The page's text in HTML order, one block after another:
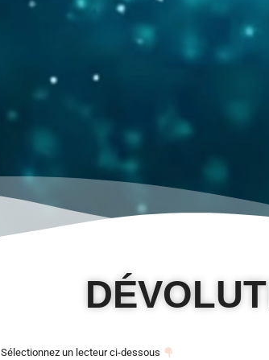
Sélectionnez un lecteur ci-dessous